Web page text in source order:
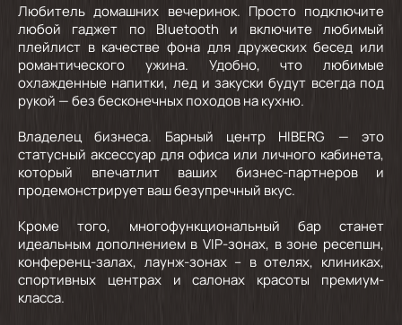
Любитель домашних вечеринок. Просто подключите
любой гаджет по Bluetooth и включите любимый
плейлист в качестве фона для дружеских бесед или
романтического ужина. Удобно, что любимые
охлажденные напитки, лед и закуски будут всегда под
рукой — без бесконечных походов на кухню.
Владелец бизнеса. Барный центр HIBERG — это
статусный аксессуар для офиса или личного кабинета,
который впечатлит ваших бизнес-партнеров и
продемонстрирует ваш безупречный вкус.
Кроме того, многофункциональный бар станет
идеальным дополнением в VIP-зонах, в зоне ресепшн,
конференц-залах, лаунж-зонах – в отелях, клиниках,
спортивных центрах и салонах красоты премиум-
класса.